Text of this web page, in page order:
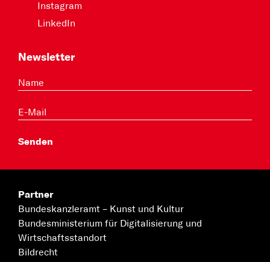
Instagram
LinkedIn
Newsletter
Partner
Bundeskanzleramt – Kunst und Kultur
Bundesministerium für Digitalisierung und
Wirtschaftsstandort
Bildrecht